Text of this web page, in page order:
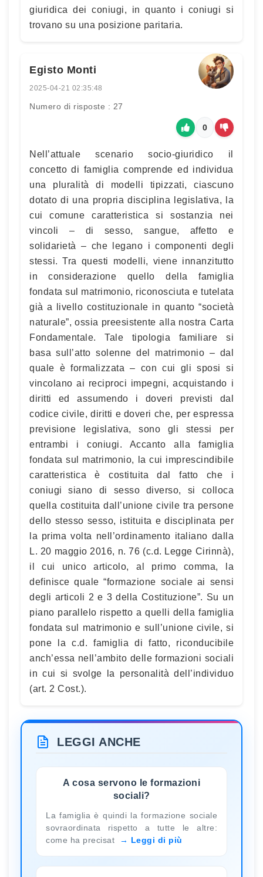
giuridica dei coniugi, in quanto i coniugi si
trovano su una posizione paritaria.
Egisto Monti
2025-04-21 02:35:48
Numero di risposte : 27
0
Nell’attuale scenario socio-giuridico il
concetto di famiglia comprende ed individua
una pluralità di modelli tipizzati, ciascuno
dotato di una propria disciplina legislativa, la
cui comune caratteristica si sostanzia nei
vincoli – di sesso, sangue, affetto e
solidarietà – che legano i componenti degli
stessi. Tra questi modelli, viene innanzitutto
in considerazione quello della famiglia
fondata sul matrimonio, riconosciuta e tutelata
già a livello costituzionale in quanto “società
naturale”, ossia preesistente alla nostra Carta
Fondamentale. Tale tipologia familiare si
basa sull’atto solenne del matrimonio – dal
quale è formalizzata – con cui gli sposi si
vincolano ai reciproci impegni, acquistando i
diritti ed assumendo i doveri previsti dal
codice civile, diritti e doveri che, per espressa
previsione legislativa, sono gli stessi per
entrambi i coniugi. Accanto alla famiglia
fondata sul matrimonio, la cui imprescindibile
caratteristica è costituita dal fatto che i
coniugi siano di sesso diverso, si colloca
quella costituita dall’unione civile tra persone
dello stesso sesso, istituita e disciplinata per
la prima volta nell’ordinamento italiano dalla
L. 20 maggio 2016, n. 76 (c.d. Legge Cirinnà),
il cui unico articolo, al primo comma, la
definisce quale “formazione sociale ai sensi
degli articoli 2 e 3 della Costituzione”. Su un
piano parallelo rispetto a quelli della famiglia
fondata sul matrimonio e sull’unione civile, si
pone la c.d. famiglia di fatto, riconducibile
anch’essa nell’ambito delle formazioni sociali
in cui si svolge la personalità dell’individuo
(art. 2 Cost.).
LEGGI ANCHE
A cosa servono le formazioni
sociali?
La famiglia è quindi la formazione sociale
sovraordinata rispetto a tutte le altre:
come ha precisat
Leggi di più